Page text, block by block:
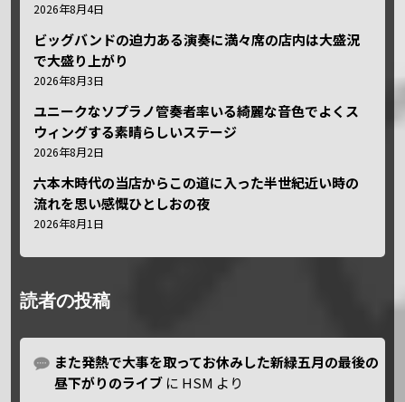
2026年8月4日
ビッグバンドの迫力ある演奏に満々席の店内は大盛況
で大盛り上がり
2026年8月3日
ユニークなソプラノ管奏者率いる綺麗な音色でよくス
ウィングする素晴らしいステージ
2026年8月2日
六本木時代の当店からこの道に入った半世紀近い時の
流れを思い感慨ひとしおの夜
2026年8月1日
読者の投稿
また発熱で大事を取ってお休みした新緑五月の最後の
昼下がりのライブ に HSM より